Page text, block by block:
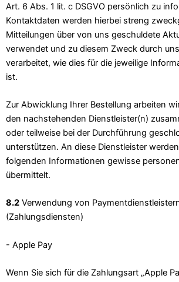
Art. 6 Abs. 1 lit. c DSGVO persönlich zu
Kontaktdaten werden hierbei streng
Mitteilungen über von uns geschuldete
verwendet und zu diesem Zweck durch
verarbeitet, wie dies für die jeweilige
ist.
Zur Abwicklung Ihrer Bestellung arbeiten
den nachstehenden Dienstleister(n)
oder teilweise bei der Durchführung
unterstützen. An diese Dienstleister
folgenden Informationen gewisse
übermittelt.
8.2 Verwendung von
(Zahlungsdiensten)
- Apple Pay
Wenn Sie sich für die Zahlungsart „Apple